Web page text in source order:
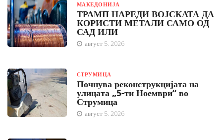
МАКЕДОНИЈА
ТРАМП НАРЕДИ ВОЈСКАТА ДА
КОРИСТИ МЕТАЛИ САМО ОД
САД ИЛИ
август 5, 2026
СТРУМИЦА
Почнува реконструкцијата на
улицата „5-ти Ноември“ во
Струмица
август 5, 2026